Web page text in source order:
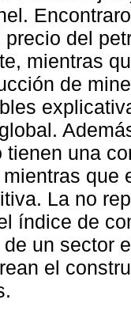
precio del
mientras
de
tienen una
que
La no
índice de
un sector
el